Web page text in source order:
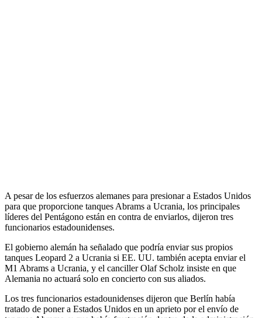
A pesar de los esfuerzos alemanes para presionar a Estados Unidos
para que proporcione tanques Abrams a Ucrania, los principales
líderes del Pentágono están en contra de enviarlos, dijeron tres
funcionarios estadounidenses.
El gobierno alemán ha señalado que podría enviar sus propios
tanques Leopard 2 a Ucrania si EE. UU. también acepta enviar el
M1 Abrams a Ucrania, y el canciller Olaf Scholz insiste en que
Alemania no actuará solo en concierto con sus aliados.
Los tres funcionarios estadounidenses dijeron que Berlín había
tratado de poner a Estados Unidos en un aprieto por el envío de